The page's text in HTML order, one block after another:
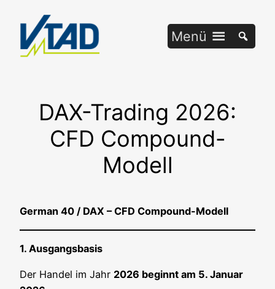
springen
Menü
DAX-Trading 2026:
CFD Compound-
Modell
Ger­man 40 / DAX – CFD Compound-Modell
1. Aus­gangs­ba­sis
Der Han­del im Jahr 2026 beginnt am 5. Janu­ar